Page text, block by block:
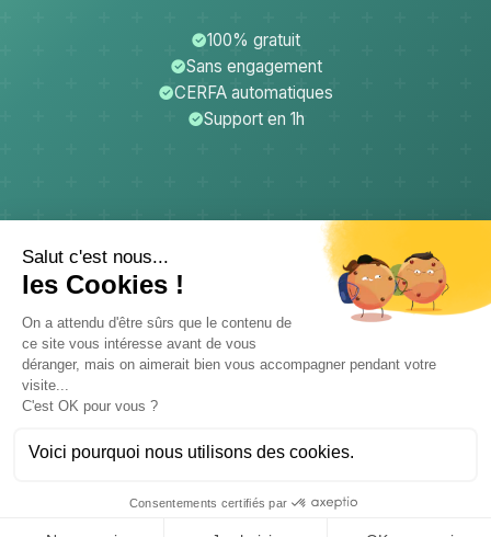
100% gratuit
Sans engagement
CERFA automatiques
Support en 1h
CerfApp
DonateursMentions légalesConfidentialité
Support
Données hébergées en France - Conforme RGPD